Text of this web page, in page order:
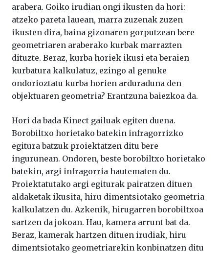
arabera. Goiko irudian ongi ikusten da hori:
atzeko pareta lauean, marra zuzenak zuzen
ikusten dira, baina gizonaren gorputzean bere
geometriaren araberako kurbak marrazten
dituzte. Beraz, kurba horiek ikusi eta beraien
kurbatura kalkulatuz, ezingo al genuke
ondorioztatu kurba horien arduraduna den
objektuaren geometria? Erantzuna baiezkoa da.
Hori da bada Kinect gailuak egiten duena.
Borobiltxo horietako batekin infragorrizko
egitura batzuk proiektatzen ditu bere
ingurunean. Ondoren, beste borobiltxo horietako
batekin, argi infragorria hautematen du.
Proiektatutako argi egiturak pairatzen dituen
aldaketak ikusita, hiru dimentsiotako geometria
kalkulatzen du. Azkenik, hirugarren borobiltxoa
sartzen da jokoan. Hau, kamera arrunt bat da.
Beraz, kamerak hartzen dituen irudiak, hiru
dimentsiotako geometriarekin konbinatzen ditu